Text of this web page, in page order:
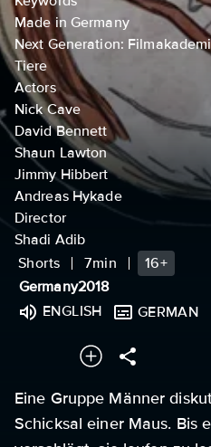
Made in Germany
Next Generation:
Tiere
Actors
Nick Cave
David Bennett
Shaun Lawton
Jimmy Hibbert
Andreas Hykade
Director
Shadi Adib
Shorts
7min
16+
Germany2018
ENGLISH
GERMAN
Eine Gruppe Männer
Schicksal einer Maus. Bis